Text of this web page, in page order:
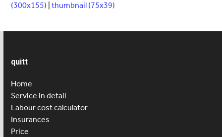
(300x155) |thumbnail (75x39)
quitt
Home
Service in detail
Labour cost calculator
Insurances
Price